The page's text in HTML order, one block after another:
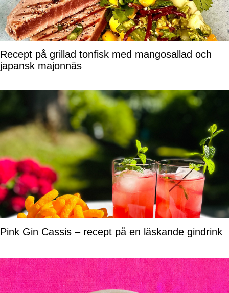
Recept på grillad tonfisk med mangosallad och
japansk majonnäs
Pink Gin Cassis – recept på en läskande gindrink